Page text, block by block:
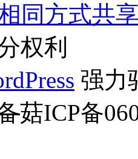
同方式共
权利
强力
菇ICP备